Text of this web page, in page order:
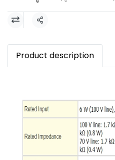
แชร์
Product description